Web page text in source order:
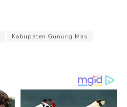
Kabupaten Gunung Mas